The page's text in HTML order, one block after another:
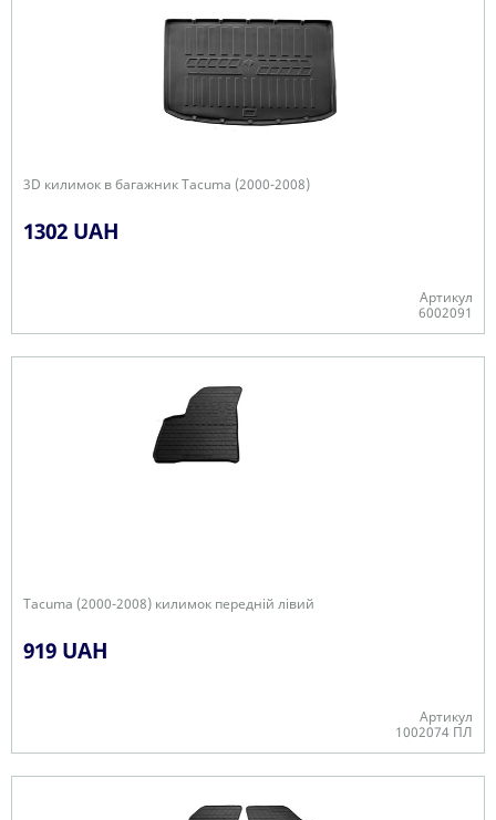
3D килимок в багажник Tacuma (2000-2008)
1302 UAH
Артикул
6002091
Tacuma (2000-2008) килимок передній лівий
919 UAH
Артикул
1002074 ПЛ